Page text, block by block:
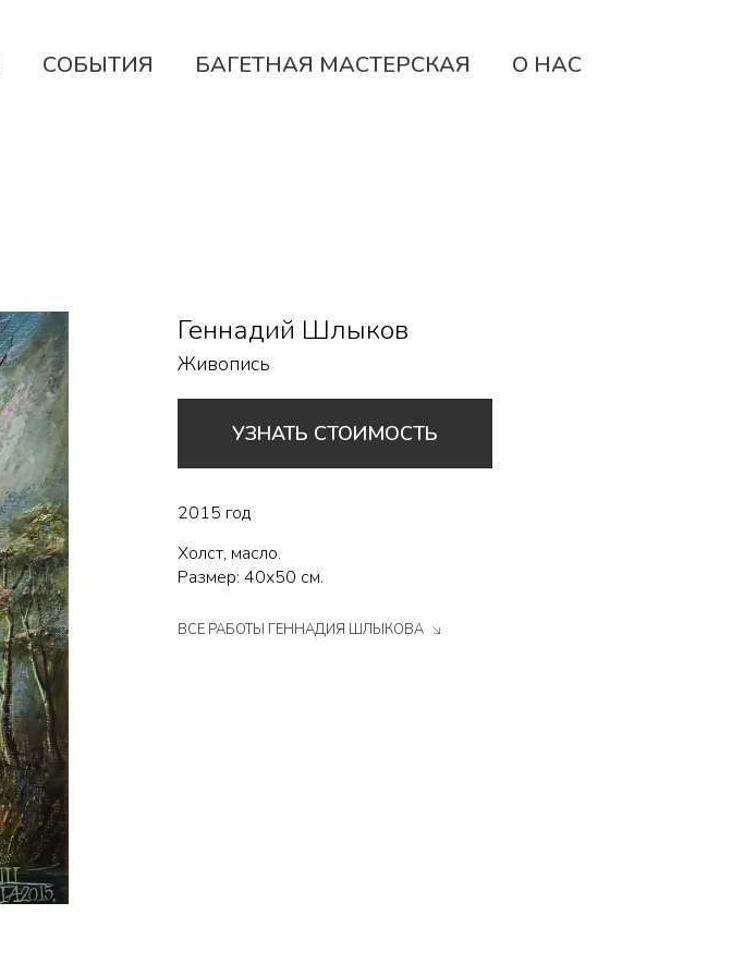
СОБЫТИЯ БАГЕТНАЯ МАСТЕРСКАЯ
О НАС
Геннадий Шлыков
Живопись
УЗНАТЬ СТОИМОСТЬ
2015 год
Холст, масло.
Размер: 40х50 см.
ВСЕ РАБОТЫ ГЕННАДИЯ ШЛЫКОВА